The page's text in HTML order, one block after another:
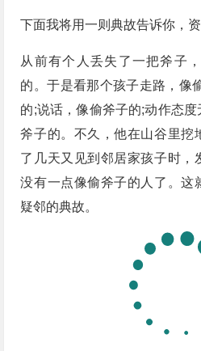
下面我将用一则典故告诉你，
从前有个人丢失了一把斧子
的。于是看那个孩子走路，像
的;说话，像偷斧子的;动作态
斧子的。不久，他在山谷里挖
了几天又见到邻居家孩子时，
没有一点像偷斧子的人了。这
疑邻的典故。